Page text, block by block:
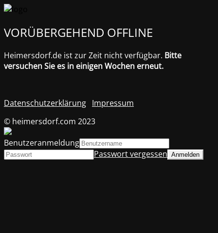
VORÜBERGEHEND OFFLINE
Heimersdorf.de ist zur Zeit nicht verfügbar. Bitte
versuchen Sie es in einigen Wochen erneut.
Datenschutzerklärung Impressum
© heimersdorf.com 2023
Benutzeranmeldung
Passwort vergessen